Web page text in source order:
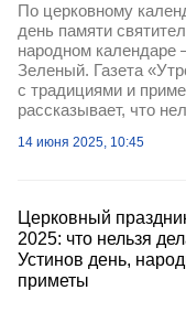
По церковному
день памяти
народном
Зеленый. Газета
с традициями и
рассказывает, что
14 июня 2025, 10:45
Церковный
2025: что нельзя
Устинов день,
приметы